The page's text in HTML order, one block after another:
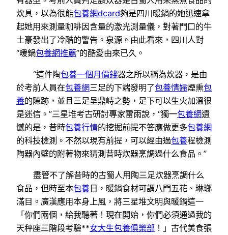
炊具，以為很能包養網dcard夠是四川暖鍋的她迅速拿
起她用來測量咖啡因含量的激光測量儀，對著門口的牛
土豪發出了冷酷的警告。泉源。由此看來，四川人對
“暖鍋包養網推薦”的酷愛由來已久。
“這件陶包養一個月價錢器之所以稱為炊器，是由
於考前人員在包養網三足的下端發明了包養情婦煙熏包
養的陳跡，並且三足呈鼎峙之勢，足下可以生火加溫很
是迷信。”三星堆考古研討專家雷雨說，“獨一包養網遺
憾的是，昔時包養行情的挖掘前提不答應做更多包養網
的科技檢測。不然以現有前提，可以經由過包養程檢測
陶器內壁的附著物來猜測昔時炊器烹調過什么食品。”
盡管不了解昔時的古蜀人用陶三足炊器烹調什么
食品，但時至本包養 日，暖鍋食材可謂八門五花、琳瑯
滿目。廣漢應用本身上風，將三星堆文明與暖鍋這一
「你們兩個，給我聽著！現在開始，你們必須通過我的
天秤座三階段考驗**女大生包養俱樂部 ！」古代美食張